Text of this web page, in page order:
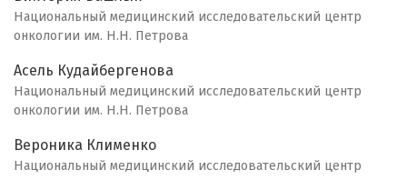
Национальный медицинский исследовательский центр
онкологии им. Н.Н. Петрова
Асель Кудайбергенова
Национальный медицинский исследовательский центр
онкологии им. Н.Н. Петрова
Вероника Клименко
Национальный медицинский исследовательский центр